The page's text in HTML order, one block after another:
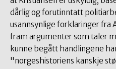
dårlig og forutinntatt
usannsynlige forklaringer fra
fram argumenter som taler
kunne begått handlingene
"norgeshistoriens kanskje